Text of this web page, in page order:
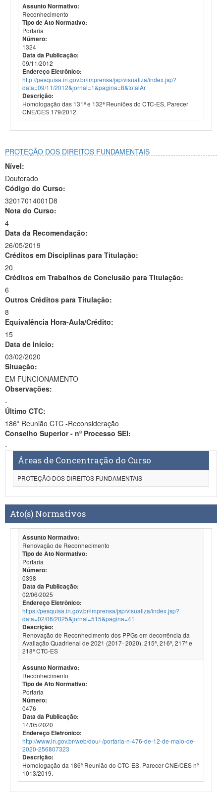
Assunto Normativo:
Reconhecimento
Tipo de Ato Normativo:
Portaria
Número:
1324
Data da Publicação:
09/11/2012
Endereço Eletrônico:
http://pesquisa.in.gov.br/imprensa/jsp/visualiza/index.jsp?
data=09/11/2012&jornal=1&pagina=8&totalAr
Descrição:
Homologação das 131ª e 132ª Reuniões do CTC-ES, Parecer
CNE/CES 179/2012.
PROTEÇÃO DOS DIREITOS FUNDAMENTAIS
Nível:
Doutorado
Código do Curso:
32017014001D8
Nota do Curso:
4
Data da Recomendação:
26/05/2019
Créditos em Disciplinas para Titulação:
20
Créditos em Trabalhos de Conclusão para Titulação:
6
Outros Créditos para Titulação:
8
Equivalência Hora-Aula/Crédito:
15
Data de Início:
03/02/2020
Situação:
EM FUNCIONAMENTO
Observações:
-
Último CTC:
186ª Reunião CTC -Reconsideração
Conselho Superior - nº Processo SEI:
-
Áreas de Concentração do Curso
PROTEÇÃO DOS DIREITOS FUNDAMENTAIS
Ato(s) Normativos
Assunto Normativo:
Renovação de Reconhecimento
Tipo de Ato Normativo:
Portaria
Número:
0398
Data da Publicação:
02/06/2025
Endereço Eletrônico:
https://pesquisa.in.gov.br/imprensa/jsp/visualiza/index.jsp?
data=02/06/2025&jornal=515&pagina=41
Descrição:
Renovação de Reconhecimento dos PPGs em decorrência da
Avaliação Quadrienal de 2021 (2017- 2020). 215ª, 216ª, 217ª e
218ª CTC-ES
Assunto Normativo:
Reconhecimento
Tipo de Ato Normativo:
Portaria
Número:
0476
Data da Publicação:
14/05/2020
Endereço Eletrônico:
http://www.in.gov.br/web/dou/-/portaria-n-476-de-12-de-maio-de-
2020-256807323
Descrição:
Homologação da 186ª Reunião do CTC-ES. Parecer CNE/CES nº
1013/2019.